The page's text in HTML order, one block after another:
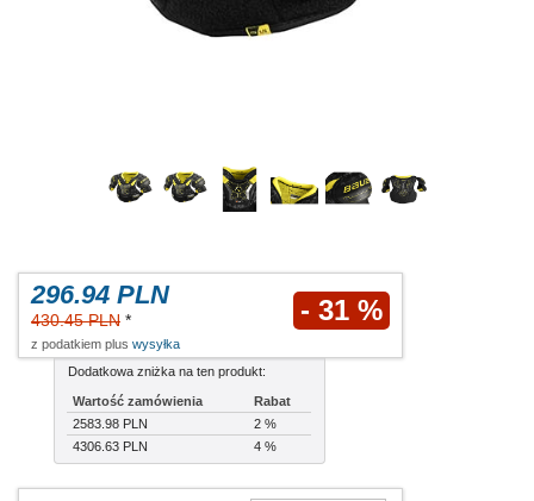
296.94 PLN
430.45 PLN * - 31 %
z podatkiem plus wysyłka
Dodatkowa zniżka na ten produkt:
Wartość zamówienia
Rabat
2583.98 PLN
2 %
4306.63 PLN
4 %